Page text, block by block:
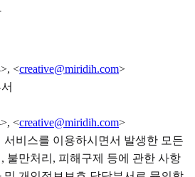
<creative@miridih.com>
<creative@miridih.com>
비스를 이용하시면서 발생한 모든
불만처리, 피해구제 등에 관한 사항